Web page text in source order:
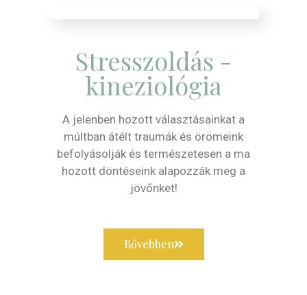
Stresszoldás -
kineziológia
A jelenben hozott választásainkat a
múltban átélt traumák és örömeink
befolyásolják és természetesen a ma
hozott döntéseink alapozzák meg a
jövőnket!
Bővebben